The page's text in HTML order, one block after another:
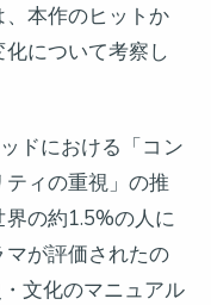
本作のヒットか
について考察し
ドにおける「コン
ィの重視」の推
の約1.5%の人に
が評価されたの
文化のマニュアル